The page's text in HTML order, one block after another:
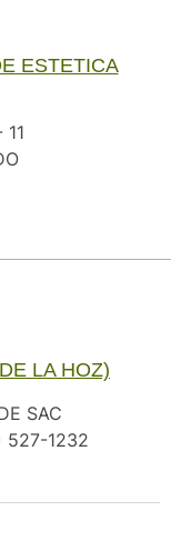
ESTETICA
LA HOZ)
SAC
527-1232